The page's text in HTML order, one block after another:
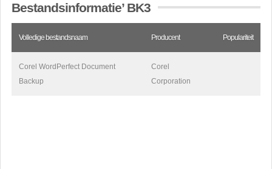
Bestandsinformatie’ BK3
Volledige bestandsnaam Producent Populariteit
Corel WordPerfect Document
Backup
Corel
Corporation